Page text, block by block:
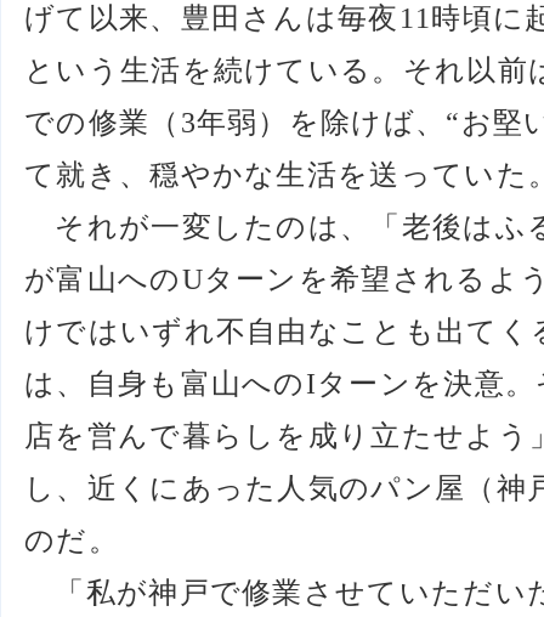
げて以来、豊田さんは毎夜11時頃に
という生活を続けている。それ以
での修業（3年弱）を除けば、“お堅
て就き、穏やかな生活を送っていた
それが一変したのは、「老後は
が富山へのUターンを希望されるよ
けではいずれ不自由なことも出てく
は、自身も富山へのIターンを決意
店を営んで暮らしを成り立たせよう
し、近くにあった人気のパン屋（神
のだ。
「私が神戸で修業させていただい